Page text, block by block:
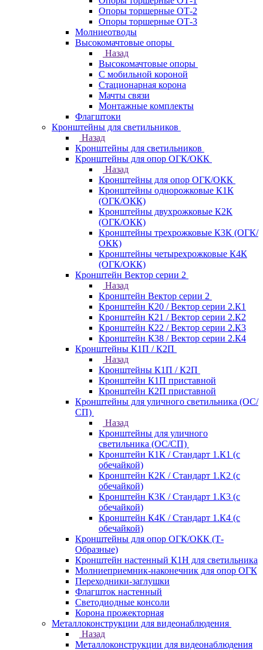
Опоры торшерные ОТ-2
Опоры торшерные ОТ-3
Молниеотводы
Высокомачтовые опоры
Назад
Высокомачтовые опоры
С мобильной короной
Стационарная корона
Мачты связи
Монтажные комплекты
Флагштоки
Кронштейны для светильников
Назад
Кронштейны для светильников
Кронштейны для опор ОГК/ОКК
Назад
Кронштейны для опор ОГК/ОКК
Кронштейны однорожковые К1К
(ОГК/ОКК)
Кронштейны двухрожковые К2К
(ОГК/ОКК)
Кронштейны трехрожковые К3К (ОГК/
ОКК)
Кронштейны четырехрожковые К4К
(ОГК/ОКК)
Кронштейн Вектор серии 2
Назад
Кронштейн Вектор серии 2
Кронштейн К20 / Вектор серии 2.К1
Кронштейн К21 / Вектор серии 2.К2
Кронштейн К22 / Вектор серии 2.К3
Кронштейн К38 / Вектор серии 2.К4
Кронштейны К1П / К2П
Назад
Кронштейны К1П / К2П
Кронштейн К1П приставной
Кронштейн К2П приставной
Кронштейны для уличного светильника (ОС/
СП)
Назад
Кронштейны для уличного
светильника (ОС/СП)
Кронштейн К1К / Стандарт 1.К1 (с
обечайкой)
Кронштейн К2К / Стандарт 1.К2 (с
обечайкой)
Кронштейн К3К / Стандарт 1.К3 (с
обечайкой)
Кронштейн К4К / Стандарт 1.К4 (с
обечайкой)
Кронштейны для опор ОГК/ОКК (Т-
Образные)
Кронштейн настенный К1Н для светильника
Молниеприемник-наконечник для опор ОГК
Переходники-заглушки
Флагшток настенный
Светодиодные консоли
Корона прожекторная
Металлоконструкции для видеонаблюдения
Назад
Металлоконструкции для видеонаблюдения